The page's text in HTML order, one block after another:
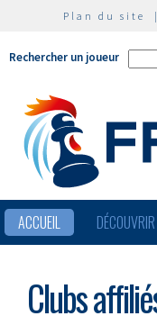
Plan du site
Rechercher un joueur
ACCUEIL DÉCOUVRIR
Clubs